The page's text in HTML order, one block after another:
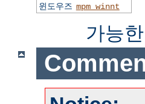
윈도우즈 mpm_winnt
가능